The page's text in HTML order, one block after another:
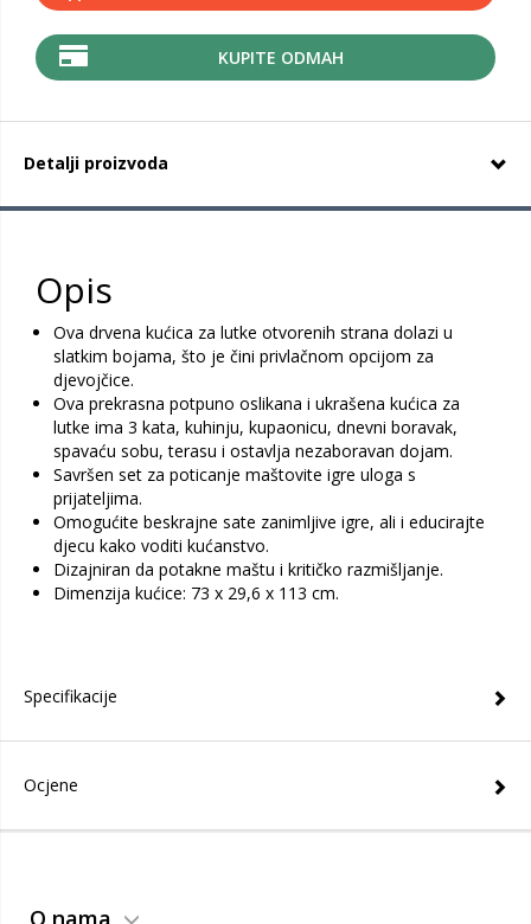
KUPITE ODMAH
Detalji proizvoda
Opis
Ova drvena kućica za lutke otvorenih strana dolazi u
slatkim bojama, što je čini privlačnom opcijom za
djevojčice.
Ova prekrasna potpuno oslikana i ukrašena kućica za
lutke ima 3 kata, kuhinju, kupaonicu, dnevni boravak,
spavaću sobu, terasu i ostavlja nezaboravan dojam.
Savršen set za poticanje maštovite igre uloga s
prijateljima.
Omogućite beskrajne sate zanimljive igre, ali i educirajte
djecu kako voditi kućanstvo.
Dizajniran da potakne maštu i kritičko razmišljanje.
Dimenzija kućice: 73 x 29,6 x 113 cm.
Specifikacije
Ocjene
O nama